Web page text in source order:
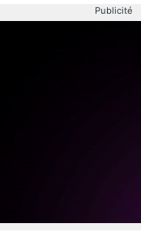
Publicité